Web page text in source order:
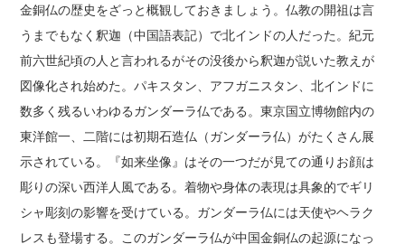
金銅仏の歴史をざっと概観しておきましょう。仏教の開祖は言
うまでもなく釈迦（中国語表記）で北インドの人だった。紀元
前六世紀頃の人と言われるがその没後から釈迦が説いた教えが
図像化され始めた。パキスタン、アフガニスタン、北インドに
数多く残るいわゆるガンダーラ仏である。東京国立博物館内の
東洋館一、二階には初期石造仏（ガンダーラ仏）がたくさん展
示されている。『如来坐像』はその一つだが見ての通りお顔は
彫りの深い西洋人風である。着物や身体の表現は具象的でギリ
シャ彫刻の影響を受けている。ガンダーラ仏には天使やヘラク
レスも登場する。このガンダーラ仏が中国金銅仏の起源になっ